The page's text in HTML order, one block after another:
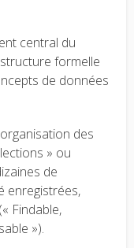
central du
formelle
de données
des
» ou
de
enregistrées,
Findable,
»).